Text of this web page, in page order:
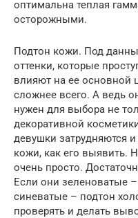
оптимальна теплая
осторожными.
Подтон кожи. Под
оттенки, которые
влияют на ее основной
сложнее всего. А ведь
нужен для выбора не
декоративной
девушки затрудняются
кожи, как его выявить.
очень просто.
Если они зеленоватые
синеватые – подтон
проверять и делать